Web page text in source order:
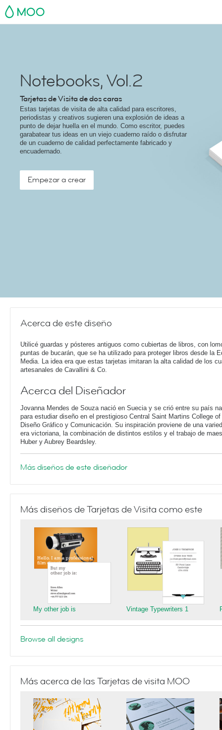
MOO
Notebooks, Vol.2
Tarjetas de Visita de dos caras
Estas tarjetas de visita de alta calidad para escritores,
periodistas y creativos sugieren una explosión de ideas a
punto de dejar huella en el mundo. Como escritor, puedes
garabatear tus ideas en un viejo cuaderno raído o disfrutar
de un cuaderno de calidad perfectamente fabricado y
encuadernado.
Empezar a crear
Acerca de este diseño
Utilicé guardas y pósteres antiguos como cubiertas de libros, con
puntas de bucarán, que se ha utilizado para proteger libros desde la
Media. La idea era que estas tarjetas imitaran la alta calidad de los
artesanales de Cavallini & Co.
Acerca del Diseñador
Jovanna Mendes de Souza nació en Suecia y se crió entre su país
para estudiar diseño en el prestigioso Central Saint Martins College
Diseño Gráfico y Comunicación. Su inspiración proviene de una
era victoriana, la combinación de distintos estilos y el trabajo de
Huber y Aubrey Beardsley.
Más diseños de este diseñador
Más diseños de Tarjetas de Visita como este
My other job is Vintage Typewriters 1
Browse all designs
Más acerca de las Tarjetas de visita MOO